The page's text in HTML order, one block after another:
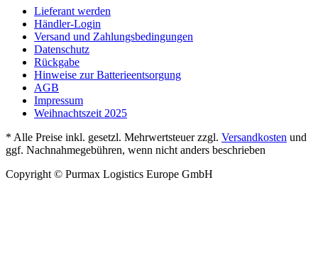
Lieferant werden
Händler-Login
Versand und Zahlungsbedingungen
Datenschutz
Rückgabe
Hinweise zur Batterieentsorgung
AGB
Impressum
Weihnachtszeit 2025
* Alle Preise inkl. gesetzl. Mehrwertsteuer zzgl. Versandkosten und
ggf. Nachnahmegebühren, wenn nicht anders beschrieben
Copyright © Purmax Logistics Europe GmbH